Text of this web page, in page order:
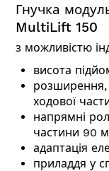
Гнучка
MultiLift 150
з можливістю
висота
ходової
напрямні
частини 90
адаптація
приладдя у